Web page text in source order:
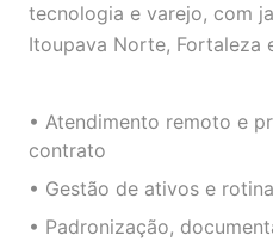
tecnologia e varejo, com
Itoupava Norte, Fortaleza
• Atendimento remoto e
contrato
• Gestão de ativos e
• Padronização,